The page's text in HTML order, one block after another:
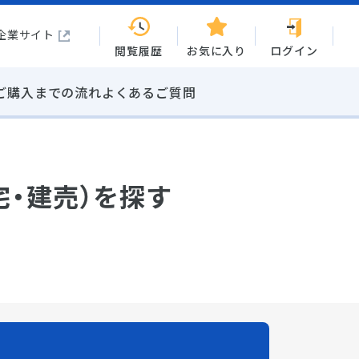
業サイト
閲覧履歴
お気に入り ログイン
購入までの流れよくあるご質問
建売）を探す